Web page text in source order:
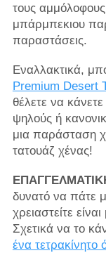
τους
μπάρμπεκιου
παραστάσεις.
Εναλλακτικά,
Premium Desert
θέλετε να
ψηλούς ή
μια παράσταση
τατουάζ χένας!
δυνατό να πάτε
χρειαστείτε
Σχετικά να το
ένα τετρακίνητο